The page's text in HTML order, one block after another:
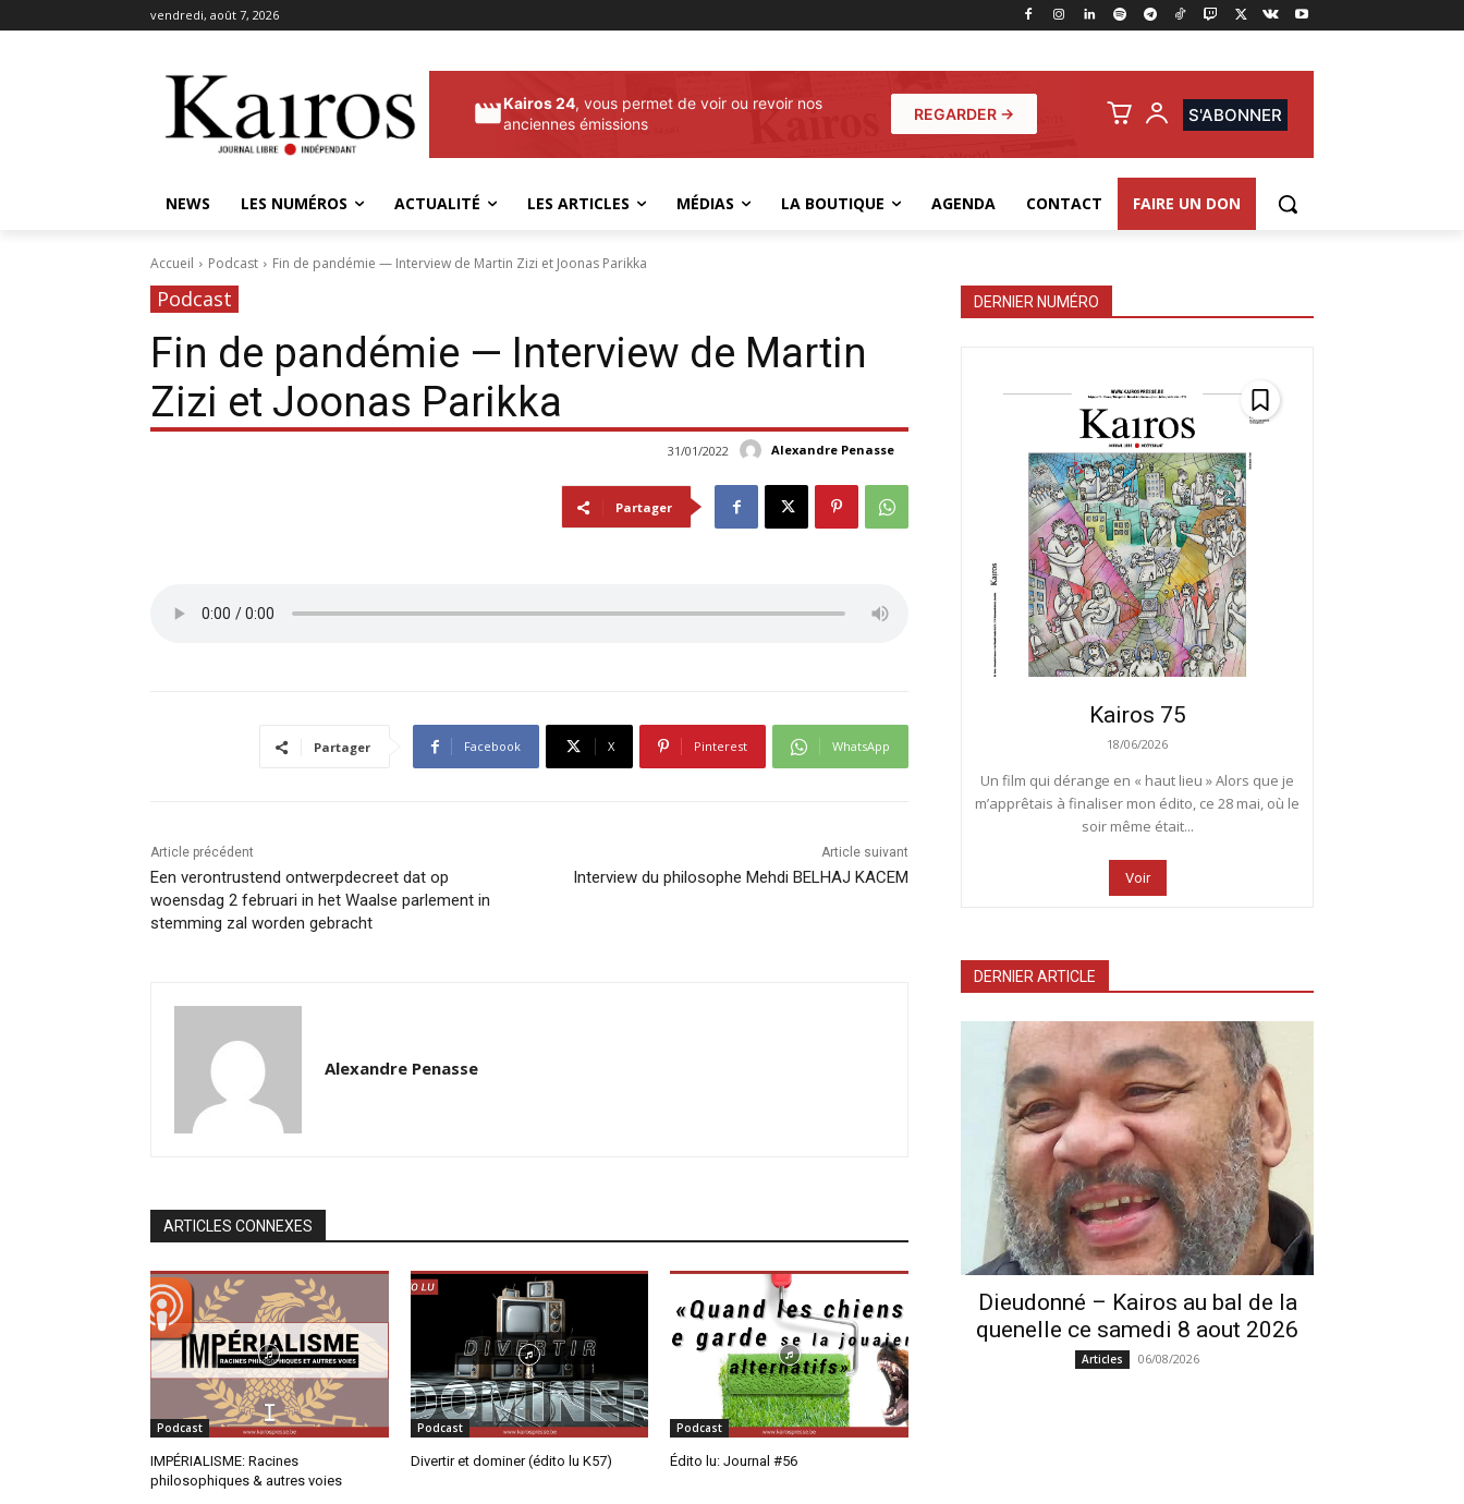
vendredi, août 7, 2026
Kairos 24, vous permet de voir ou revoir nos
anciennes émissions
REGARDER → S'ABONNER
NEWS LES NUMÉROS ACTUALITÉ LES ARTICLES MÉDIAS LA BOUTIQUE AGENDA CONTACT FAIRE UN DON
Accueil Podcast Fin de pandémie — Interview de Martin Zizi et Joonas Parikka
Podcast
Fin de pandémie — Interview de Martin
Zizi et Joonas Parikka
Alexandre Penasse
31/01/2022
Partager
Partager Facebook X Pinterest WhatsApp
Article précédent
Een verontrustend ontwerpdecreet dat op
woensdag 2 februari in het Waalse parlement in
stemming zal worden gebracht
Article suivant
Interview du philosophe Mehdi BELHAJ KACEM
Alexandre Penasse
ARTICLES CONNEXES
Podcast
IMPÉRIALISME: Racines
philosophiques & autres voies
Podcast
Divertir et dominer (édito lu K57)
Podcast
Édito lu: Journal #56
DERNIER NUMÉRO
Kairos 75
18/06/2026
Un film qui dérange en « haut lieu » Alors que je
m’apprêtais à finaliser mon édito, ce 28 mai, où le
soir même était...
Voir
DERNIER ARTICLE
Dieudonné – Kairos au bal de la
quenelle ce samedi 8 aout 2026
Articles 06/08/2026